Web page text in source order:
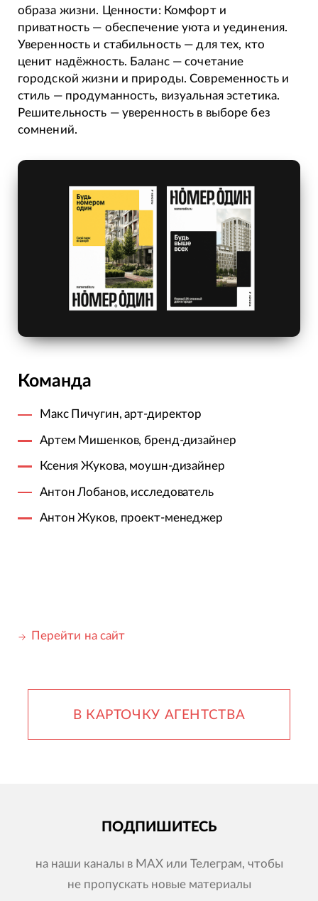
образа жизни. Ценности: Комфорт и
приватность — обеспечение уюта и уединения.
Уверенность и стабильность — для тех, кто
ценит надёжность. Баланс — сочетание
городской жизни и природы. Современность и
стиль — продуманность, визуальная эстетика.
Решительность — уверенность в выборе без
сомнений.
Команда
Макс Пичугин, арт-директор
Артем Мишенков, бренд-дизайнер
Ксения Жукова, моушн-дизайнер
Антон Лобанов, исследователь
Антон Жуков, проект-менеджер
Перейти на сайт
В КАРТОЧКУ АГЕНТСТВА
ПОДПИШИТЕСЬ
на наши каналы в MAX или Телеграм, чтобы
не пропускать новые материалы